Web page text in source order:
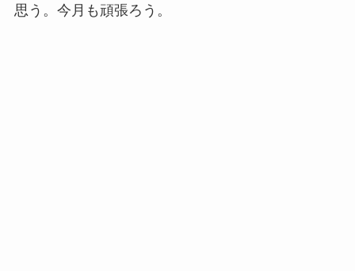
思う。今月も頑張ろう。